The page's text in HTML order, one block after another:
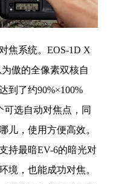
系统。EOS-1D X
傲的全像素双核自
到了约90%×100%
可选自动对焦点，同
儿，使用方便高效。
持最暗EV-6的暗光对
境，也能成功对焦。